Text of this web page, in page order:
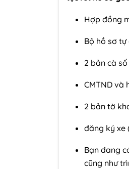
Hợp đồng
Bộ hồ sơ tự
2 bản cà
CMTND và
2 bản tờ
đăng ký xe
Bạn đang
cũng như